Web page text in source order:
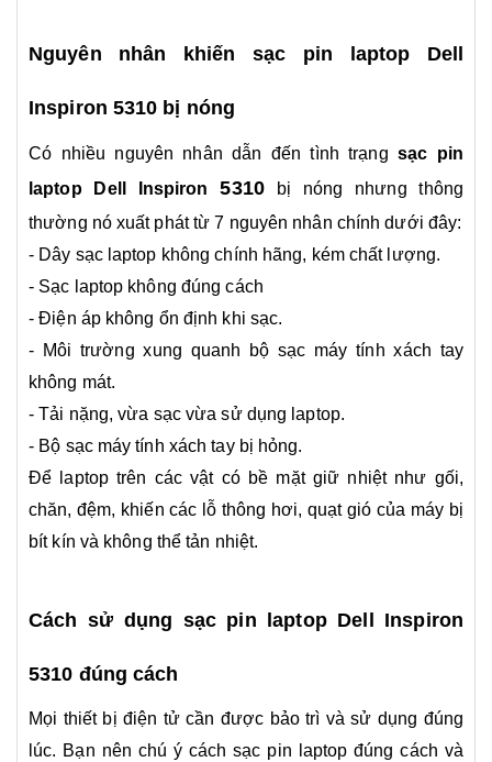
Nguyên nhân khiến sạc pin laptop Dell
Inspiron 5310 bị nóng
Có nhiều nguyên nhân dẫn đến tình trạngsạc pin
laptop Dell Inspiron5310bị nóng nhưng thông
thường nó xuất phát từ 7 nguyên nhân chính dưới đây:
- Dây sạc laptop không chính hãng, kém chất lượng.
- Sạc laptop không đúng cách
- Điện áp không ổn định khi sạc.
- Môi trường xung quanh bộ sạc máy tính xách tay
không mát.
- Tải nặng, vừa sạc vừa sử dụng laptop.
- Bộ sạc máy tính xách tay bị hỏng.
Để laptop trên các vật có bề mặt giữ nhiệt như gối,
chăn, đệm, khiến các lỗ thông hơi, quạt gió của máy bị
bít kín và không thể tản nhiệt.
Cách sử dụng sạc pin laptop Dell Inspiron
5310 đúng cách
Mọi thiết bị điện tử cần được bảo trì và sử dụng đúng
lúc. Bạn nên chú ý cách sạc pin laptop đúng cách và